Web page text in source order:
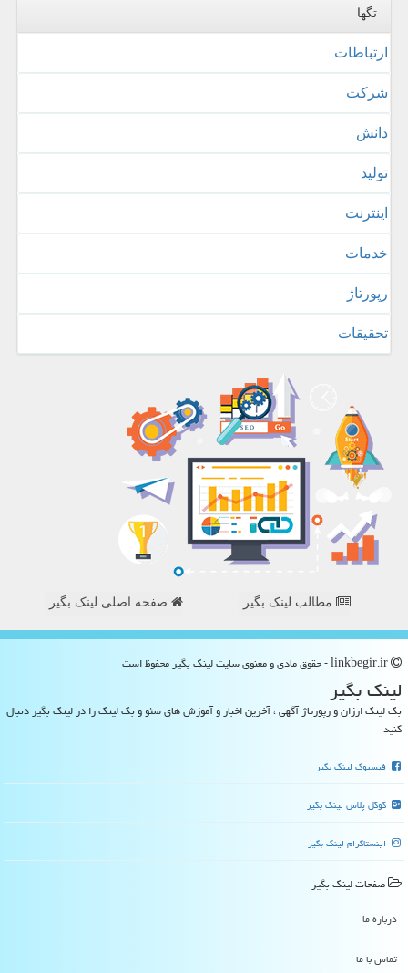
تگها
ارتباطات
شركت
دانش
تولید
اینترنت
خدمات
رپورتاژ
تحقیقات
مطالب لینک بگیر صفحه اصلی لینک بگیر
لینك بگیر
بک لینک ارزان و رپورتاژ آگهی ، آخرین اخبار و آموزش های سئو و بک لینک را در لینک بگیر دنبال
کنید
فیسبوک لینک بگیر
گوگل پلاس لینک بگیر
اینستاگرام لینک بگیر
صفحات لینك بگیر
درباره ما
تماس با ما